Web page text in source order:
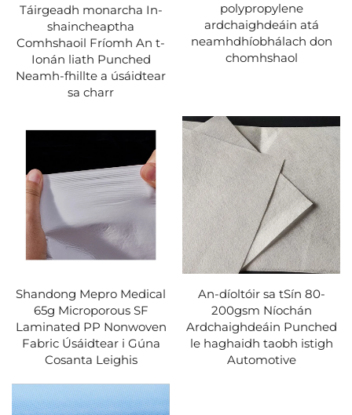
Táirgeadh monarcha In-
shaincheaptha
Comhshaoil Fríomh An t-
Ionán liath Punched
Neamh-fhillte a úsáidtear
sa charr
polypropylene
ardchaighdeáin atá
neamhdhíobhálach don
chomhshaol
Shandong Mepro Medical
65g Microporous SF
Laminated PP Nonwoven
Fabric Úsáidtear i Gúna
Cosanta Leighis
An-díoltóir sa tSín 80-
200gsm Níochán
Ardchaighdeáin Punched
le haghaidh taobh istigh
Automotive